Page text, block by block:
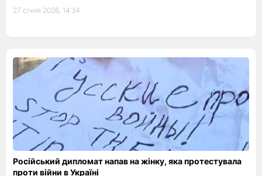
27 січня 2026, 14:34
Російський дипломат напав на жінку, яка протестувала
проти війни в Україні